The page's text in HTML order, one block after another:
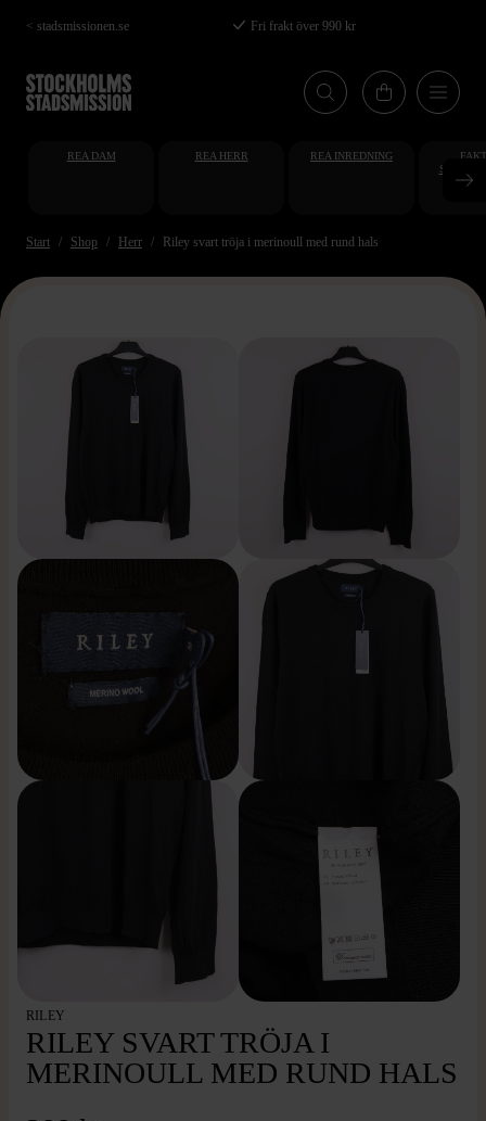
Hoppa
till
huvudinnehåll
< stadsmissionen.se Fri frakt över 990 kr
REA DAM REA HERR REA INREDNING
Start Shop Herr Riley svart tröja i merinoull med rund hals
RILEY
RILEY SVART TRÖJA I
MERINOULL MED RUND HALS